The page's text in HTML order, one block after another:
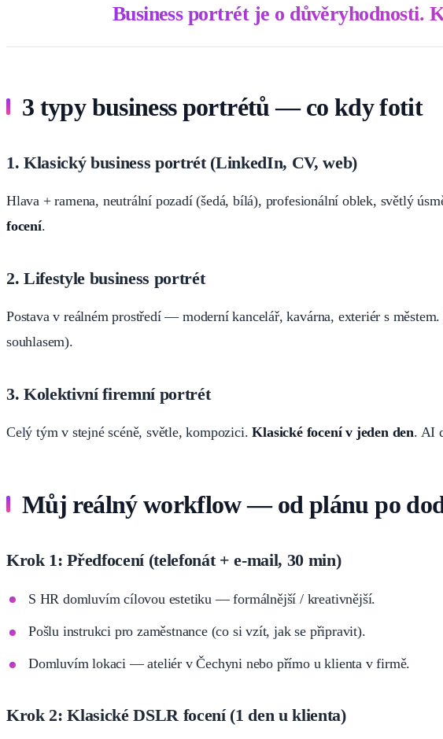
Business portrét je o důvěryhodnosti.
3 typy business portrétů — co kdy fotit
1. Klasický business portrét (LinkedIn, CV, web)
Hlava + ramena, neutrální pozadí (šedá, bílá), profesionální oblek, světlý
focení.
2. Lifestyle business portrét
Postava v reálném prostředí — moderní kancelář, kavárna, exteriér s
souhlasem).
3. Kolektivní firemní portrét
Celý tým v stejné scéně, světle, kompozici.Klasické focení v jeden den. AI
Můj reálný workflow — od plánu po
Krok 1: Předfocení (telefonát + e-mail, 30 min)
S HR domluvím cílovou estetiku — formálnější / kreativnější.
Pošlu instrukci pro zaměstnance (co si vzít, jak se připravit).
Domluvím lokaci — ateliér v Čechyni nebo přímo u klienta v firmě.
Krok 2: Klasické DSLR focení (1 den u klienta)